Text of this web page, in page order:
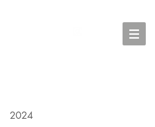
2024